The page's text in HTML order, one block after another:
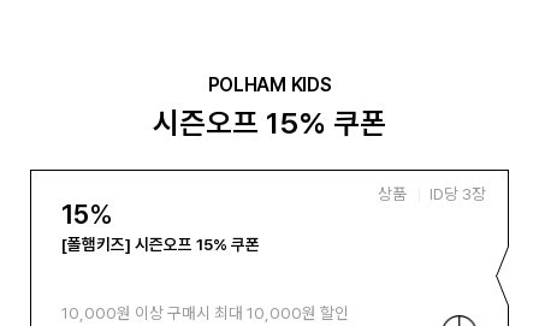
POLHAM KIDS
시즌오프 15% 쿠폰
상품 ID당 3장
15%
[폴햄키즈] 시즌오프 15% 쿠폰
10,000원 이상 구매시 최대 10,000원 할인